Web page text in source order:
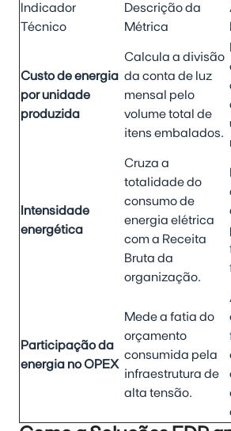
Indicador
Técnico
Descrição da
Métrica
Custo de energia
por unidade
produzida
Calcula a divisão
da conta de luz
mensal pelo
volume total de
itens embalados.
Intensidade
energética
Cruza a
totalidade do
consumo de
energia elétrica
com a Receita
Bruta da
organização.
Participação da
energia no OPEX
Mede a fatia do
orçamento
consumida pela
infraestrutura de
alta tensão.